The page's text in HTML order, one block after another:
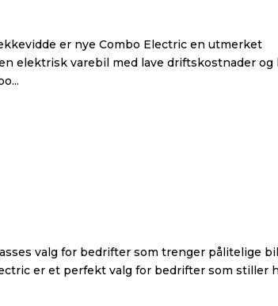
er nye Combo Electric en utmerket
elektrisk varebil med lave driftskostnader og
valg for bedrifter som trenger pålitelige
er et perfekt valg for bedrifter som stiller